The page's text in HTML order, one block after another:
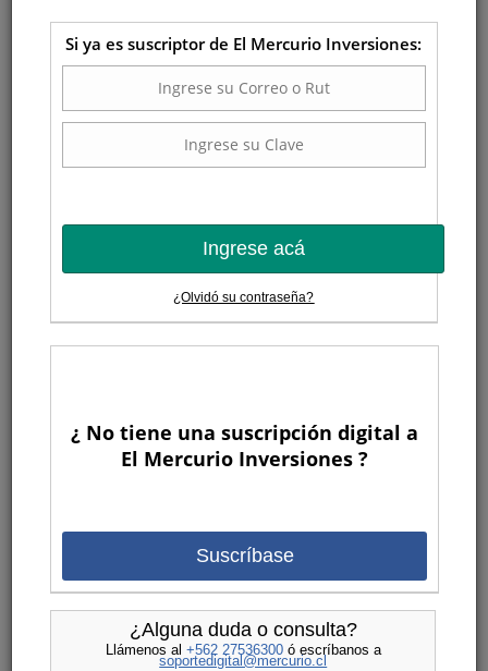
Si ya es suscriptor de El Mercurio Inversiones:
Ingrese acá
¿Olvidó su contraseña?
¿ No tiene una suscripción digital a
El Mercurio Inversiones ?
Suscríbase
¿Alguna duda o consulta?
Llámenos al +562 27536300ó escríbanos a
soportedigital@mercurio.cl